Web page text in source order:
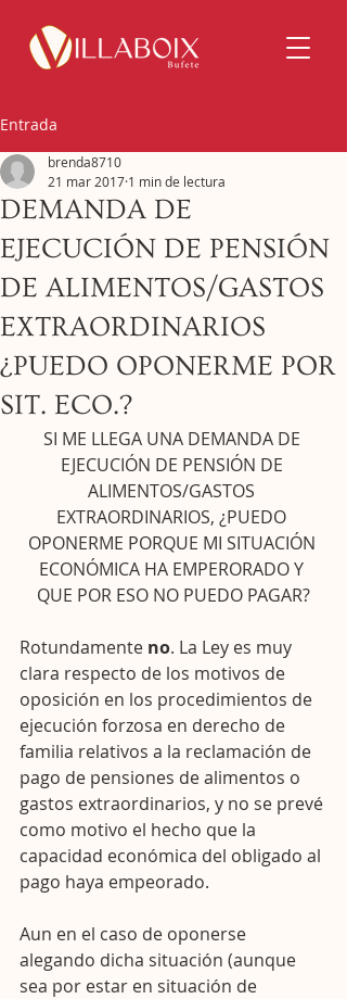
Entrada
DEMANDA DE
EJECUCIÓN DE PENSIÓN
DE ALIMENTOS/GASTOS
EXTRAORDINARIOS
¿PUEDO OPONERME POR
SIT. ECO.?
brenda8710
21 mar 2017 1 min de lectura
SI ME LLEGA UNA DEMANDA DE
EJECUCIÓN DE PENSIÓN DE
ALIMENTOS/GASTOS
EXTRAORDINARIOS, ¿PUEDO
OPONERME PORQUE MI SITUACIÓN
ECONÓMICA HA EMPERORADO Y
QUE POR ESO NO PUEDO PAGAR?
Rotundamente no. La Ley es muy
clara respecto de los motivos de
oposición en los procedimientos de
ejecución forzosa en derecho de
familia relativos a la reclamación de
pago de pensiones de alimentos o
gastos extraordinarios, y no se prevé
como motivo el hecho que la
capacidad económica del obligado al
pago haya empeorado.
Aun en el caso de oponerse
alegando dicha situación (aunque
sea por estar en situación de